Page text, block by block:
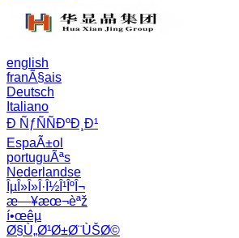
english
franÃ§ais
Deutsch
Italiano
Ð ÑƒÑÑÐºÐ¸Ð¹
EspaÃ±ol
portuguÃªs
Nederlandse
ÎµÎ»Î»Î·Î½Î¹ÎºÎ¬
æ—¥æœ¬èªž
í•œêµ­
Ø§Ù„Ø¹Ø±Ø¨ÙŠØ©